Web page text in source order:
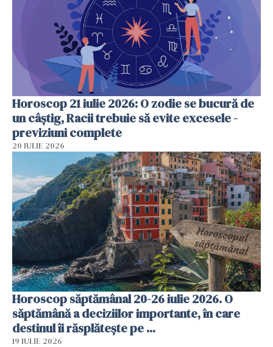
Horoscop 21 iulie 2026: O zodie se bucură de
un câștig, Racii trebuie să evite excesele -
previziuni complete
20 IULIE 2026
Horoscop săptămânal 20-26 iulie 2026. O
săptămână a deciziilor importante, în care
destinul îi răsplătește pe ...
19 IULIE 2026